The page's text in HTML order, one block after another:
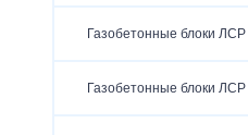
Газобетонные блоки
Газобетонные блоки